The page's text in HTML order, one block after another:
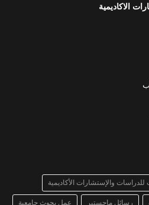
الاكاديمية
للدراسات والإستشارات الأكاديمية
رسائل ماجستير عمل بحوث جامعية